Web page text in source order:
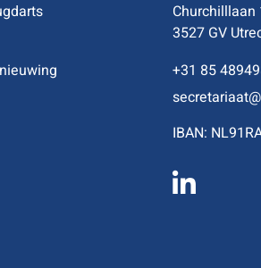
Churchilllaan
3527 GV
+31 85
IBAN: